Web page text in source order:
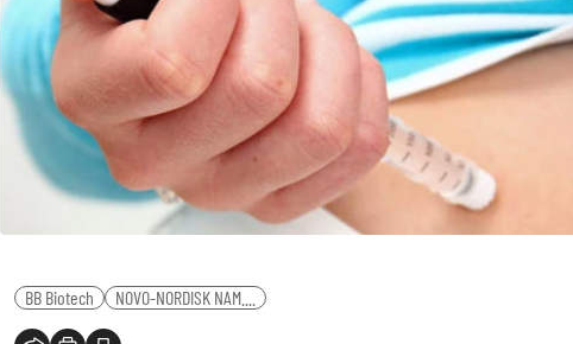
BB Biotech NOVO-NORDISK NAM....